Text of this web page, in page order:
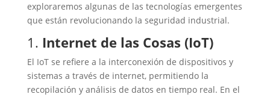
exploraremos algunas de las tecnologías emergentes
que están revolucionando la seguridad industrial.
1. Internet de las Cosas (IoT)
El IoT se refiere a la interconexión de dispositivos y
sistemas a través de internet, permitiendo la
recopilación y análisis de datos en tiempo real. En el